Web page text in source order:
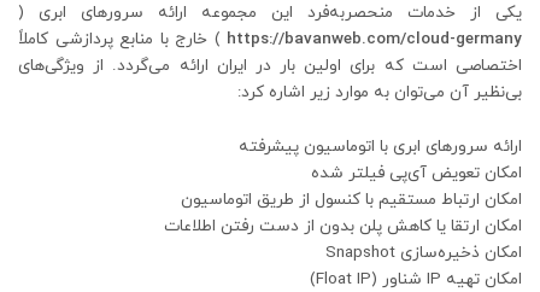
یکی از خدمات منحصربه‌فرد این مجموعه ارائه سرورهای ابری (
https://bavanweb.com/cloud-germany ) خارج با منابع پردازشی کاملاً
اختصاصی است که برای اولین بار در ایران ارائه می‌گردد. از ویژگی‌های
بی‌نظیر آن می‌توان به موارد زیر اشاره کرد:
ارائه سرورهای ابری با اتوماسیون پیشرفته
امکان تعویض آی‌پی فیلتر شده
امکان ارتباط مستقیم با کنسول از طریق اتوماسیون
امکان ارتقا یا کاهش پلن بدون از دست رفتن اطلاعات
امکان ذخیره‌سازی Snapshot
امکان تهیه IP شناور (Float IP)